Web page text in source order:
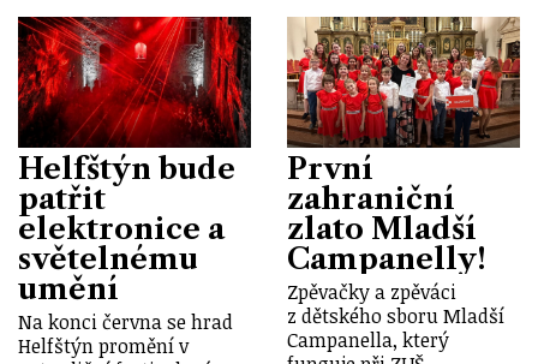
Helfštýn bude
patřit
elektronice a
světelnému
umění
Na konci června se hrad
Helfštýn promění v
První
zahraniční
zlato Mladší
Campanelly!
Zpěvačky a zpěváci
z dětského sboru Mladší
Campanella, který